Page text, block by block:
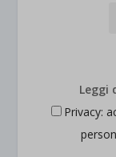
Leggi
Privacy: